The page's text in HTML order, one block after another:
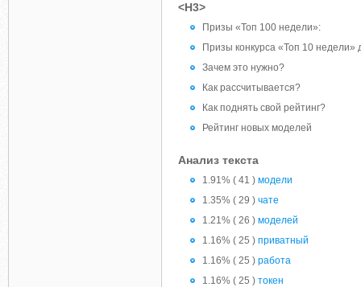
<H3>
Призы «Топ 100 недели»:
Призы конкурса «Топ 10 недели»
Зачем это нужно?
Как рассчитывается?
Как поднять свой рейтинг?
Рейтинг новых моделей
Анализ текста
1.91% ( 41 ) модели
1.35% ( 29 ) чате
1.21% ( 26 ) моделей
1.16% ( 25 ) приватный
1.16% ( 25 ) работа
1.16% ( 25 ) токен